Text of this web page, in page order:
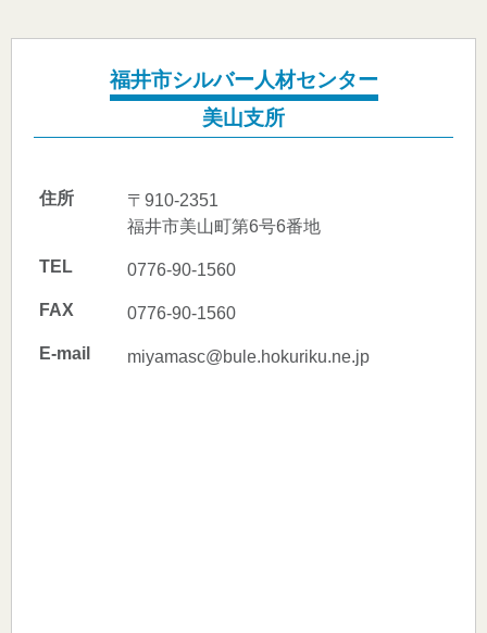
福井市シルバー人材センター
美山支所
住所
〒910-2351
福井市美山町第6号6番地
TEL 0776-90-1560
FAX 0776-90-1560
E-mail miyamasc@bule.hokuriku.ne.jp